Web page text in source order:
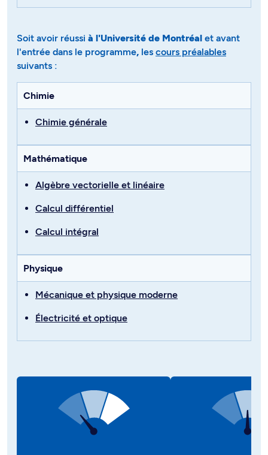
Soit avoir réussi à l'Université de Montréal et avant
l'entrée dans le programme, les cours préalables
suivants :
Chimie
Chimie générale
Mathématique
Algèbre vectorielle et linéaire
Calcul différentiel
Calcul intégral
Physique
Mécanique et physique moderne
Électricité et optique